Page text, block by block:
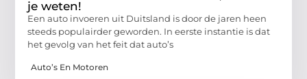
je weten!
Een auto invoeren uit Duitsland is door de jaren heen
steeds populairder geworden. In eerste instantie is dat
het gevolg van het feit dat auto’s
Auto’s En Motoren